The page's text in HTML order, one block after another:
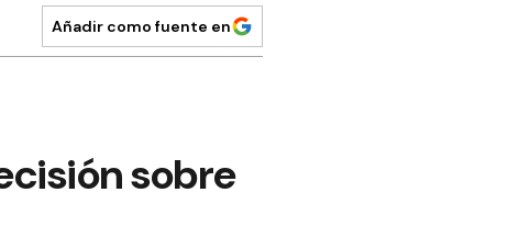
Añadir como fuente en
sobre